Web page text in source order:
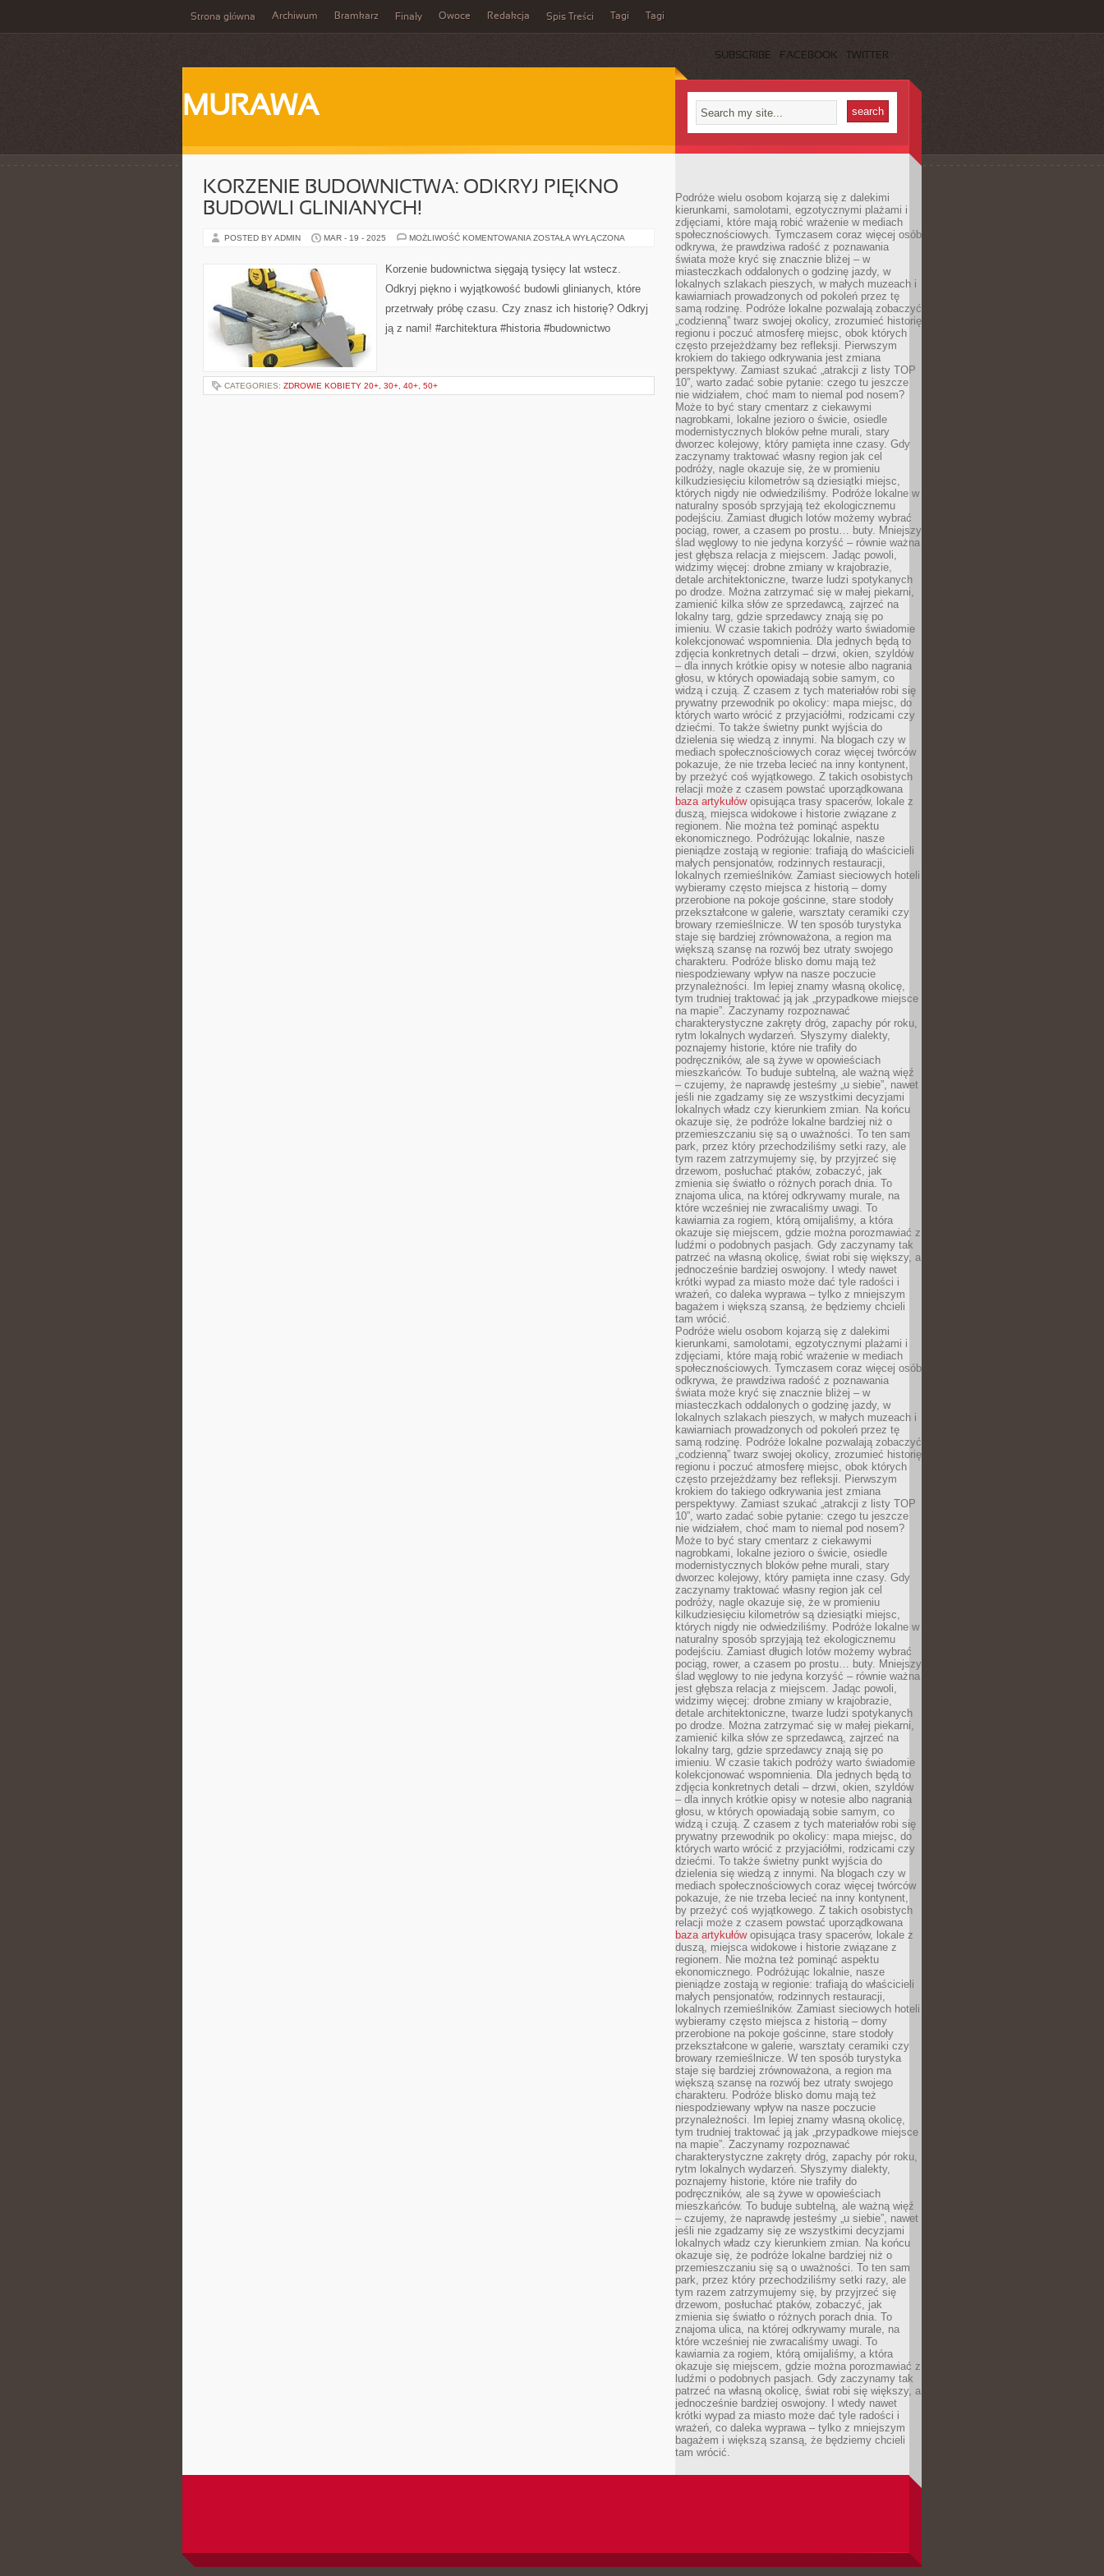
Strona główna Archiwum Bramkarz Finały Owoce Redakcja Spis Treści Tagi Tagi
SUBSCRIBE FACEBOOK TWITTER
MURAWA
KORZENIE BUDOWNICTWA: ODKRYJ PIĘKNO
BUDOWLI GLINIANYCH!
POSTED BY ADMIN MAR - 19 - 2025 MOŻLIWOŚĆ KOMENTOWANIA KORZENIE
PIĘKNO
BUDOWLI
ZOSTAŁA WYŁĄCZONA
Korzenie budownictwa sięgają tysięcy lat wstecz.
Odkryj piękno i wyjątkowość budowli glinianych, które
przetrwały próbę czasu. Czy znasz ich historię? Odkryj
ją z nami! #architektura #historia #budownictwo
CATEGORIES: ZDROWIE KOBIETY 20+, 30+, 40+, 50+
Podróże wielu osobom kojarzą się z dalekimi
kierunkami, samolotami, egzotycznymi plażami i
zdjęciami, które mają robić wrażenie w mediach
społecznościowych. Tymczasem coraz więcej osób
odkrywa, że prawdziwa radość z poznawania
świata może kryć się znacznie bliżej – w
miasteczkach oddalonych o godzinę jazdy, w
lokalnych szlakach pieszych, w małych muzeach i
kawiarniach prowadzonych od pokoleń przez tę
samą rodzinę. Podróże lokalne pozwalają zobaczyć
„codzienną” twarz swojej okolicy, zrozumieć historię
regionu i poczuć atmosferę miejsc, obok których
często przejeżdżamy bez refleksji. Pierwszym
krokiem do takiego odkrywania jest zmiana
perspektywy. Zamiast szukać „atrakcji z listy TOP
10”, warto zadać sobie pytanie: czego tu jeszcze
nie widziałem, choć mam to niemal pod nosem?
Może to być stary cmentarz z ciekawymi
nagrobkami, lokalne jezioro o świcie, osiedle
modernistycznych bloków pełne murali, stary
dworzec kolejowy, który pamięta inne czasy. Gdy
zaczynamy traktować własny region jak cel
podróży, nagle okazuje się, że w promieniu
kilkudziesięciu kilometrów są dziesiątki miejsc,
których nigdy nie odwiedziliśmy. Podróże lokalne w
naturalny sposób sprzyjają też ekologicznemu
podejściu. Zamiast długich lotów możemy wybrać
pociąg, rower, a czasem po prostu… buty. Mniejszy
ślad węglowy to nie jedyna korzyść – równie ważna
jest głębsza relacja z miejscem. Jadąc powoli,
widzimy więcej: drobne zmiany w krajobrazie,
detale architektoniczne, twarze ludzi spotykanych
po drodze. Można zatrzymać się w małej piekarni,
zamienić kilka słów ze sprzedawcą, zajrzeć na
lokalny targ, gdzie sprzedawcy znają się po
imieniu. W czasie takich podróży warto świadomie
kolekcjonować wspomnienia. Dla jednych będą to
zdjęcia konkretnych detali – drzwi, okien, szyldów
– dla innych krótkie opisy w notesie albo nagrania
głosu, w których opowiadają sobie samym, co
widzą i czują. Z czasem z tych materiałów robi się
prywatny przewodnik po okolicy: mapa miejsc, do
których warto wrócić z przyjaciółmi, rodzicami czy
dziećmi. To także świetny punkt wyjścia do
dzielenia się wiedzą z innymi. Na blogach czy w
mediach społecznościowych coraz więcej twórców
pokazuje, że nie trzeba lecieć na inny kontynent,
by przeżyć coś wyjątkowego. Z takich osobistych
relacji może z czasem powstać uporządkowana
baza artykułówopisująca trasy spacerów, lokale z
duszą, miejsca widokowe i historie związane z
regionem. Nie można też pominąć aspektu
ekonomicznego. Podróżując lokalnie, nasze
pieniądze zostają w regionie: trafiają do właścicieli
małych pensjonatów, rodzinnych restauracji,
lokalnych rzemieślników. Zamiast sieciowych hoteli
wybieramy często miejsca z historią – domy
przerobione na pokoje gościnne, stare stodoły
przekształcone w galerie, warsztaty ceramiki czy
browary rzemieślnicze. W ten sposób turystyka
staje się bardziej zrównoważona, a region ma
większą szansę na rozwój bez utraty swojego
charakteru. Podróże blisko domu mają też
niespodziewany wpływ na nasze poczucie
przynależności. Im lepiej znamy własną okolicę,
tym trudniej traktować ją jak „przypadkowe miejsce
na mapie”. Zaczynamy rozpoznawać
charakterystyczne zakręty dróg, zapachy pór roku,
rytm lokalnych wydarzeń. Słyszymy dialekty,
poznajemy historie, które nie trafiły do
podręczników, ale są żywe w opowieściach
mieszkańców. To buduje subtelną, ale ważną więź
– czujemy, że naprawdę jesteśmy „u siebie”, nawet
jeśli nie zgadzamy się ze wszystkimi decyzjami
lokalnych władz czy kierunkiem zmian. Na końcu
okazuje się, że podróże lokalne bardziej niż o
przemieszczaniu się są o uważności. To ten sam
park, przez który przechodziliśmy setki razy, ale
tym razem zatrzymujemy się, by przyjrzeć się
drzewom, posłuchać ptaków, zobaczyć, jak
zmienia się światło o różnych porach dnia. To
znajoma ulica, na której odkrywamy murale, na
które wcześniej nie zwracaliśmy uwagi. To
kawiarnia za rogiem, którą omijaliśmy, a która
okazuje się miejscem, gdzie można porozmawiać z
ludźmi o podobnych pasjach. Gdy zaczynamy tak
patrzeć na własną okolicę, świat robi się większy, a
jednocześnie bardziej oswojony. I wtedy nawet
krótki wypad za miasto może dać tyle radości i
wrażeń, co daleka wyprawa – tylko z mniejszym
bagażem i większą szansą, że będziemy chcieli
tam wrócić.
Podróże wielu osobom kojarzą się z dalekimi
kierunkami, samolotami, egzotycznymi plażami i
zdjęciami, które mają robić wrażenie w mediach
społecznościowych. Tymczasem coraz więcej osób
odkrywa, że prawdziwa radość z poznawania
świata może kryć się znacznie bliżej – w
miasteczkach oddalonych o godzinę jazdy, w
lokalnych szlakach pieszych, w małych muzeach i
kawiarniach prowadzonych od pokoleń przez tę
samą rodzinę. Podróże lokalne pozwalają zobaczyć
„codzienną” twarz swojej okolicy, zrozumieć historię
regionu i poczuć atmosferę miejsc, obok których
często przejeżdżamy bez refleksji. Pierwszym
krokiem do takiego odkrywania jest zmiana
perspektywy. Zamiast szukać „atrakcji z listy TOP
10”, warto zadać sobie pytanie: czego tu jeszcze
nie widziałem, choć mam to niemal pod nosem?
Może to być stary cmentarz z ciekawymi
nagrobkami, lokalne jezioro o świcie, osiedle
modernistycznych bloków pełne murali, stary
dworzec kolejowy, który pamięta inne czasy. Gdy
zaczynamy traktować własny region jak cel
podróży, nagle okazuje się, że w promieniu
kilkudziesięciu kilometrów są dziesiątki miejsc,
których nigdy nie odwiedziliśmy. Podróże lokalne w
naturalny sposób sprzyjają też ekologicznemu
podejściu. Zamiast długich lotów możemy wybrać
pociąg, rower, a czasem po prostu… buty. Mniejszy
ślad węglowy to nie jedyna korzyść – równie ważna
jest głębsza relacja z miejscem. Jadąc powoli,
widzimy więcej: drobne zmiany w krajobrazie,
detale architektoniczne, twarze ludzi spotykanych
po drodze. Można zatrzymać się w małej piekarni,
zamienić kilka słów ze sprzedawcą, zajrzeć na
lokalny targ, gdzie sprzedawcy znają się po
imieniu. W czasie takich podróży warto świadomie
kolekcjonować wspomnienia. Dla jednych będą to
zdjęcia konkretnych detali – drzwi, okien, szyldów
– dla innych krótkie opisy w notesie albo nagrania
głosu, w których opowiadają sobie samym, co
widzą i czują. Z czasem z tych materiałów robi się
prywatny przewodnik po okolicy: mapa miejsc, do
których warto wrócić z przyjaciółmi, rodzicami czy
dziećmi. To także świetny punkt wyjścia do
dzielenia się wiedzą z innymi. Na blogach czy w
mediach społecznościowych coraz więcej twórców
pokazuje, że nie trzeba lecieć na inny kontynent,
by przeżyć coś wyjątkowego. Z takich osobistych
relacji może z czasem powstać uporządkowana
baza artykułówopisująca trasy spacerów, lokale z
duszą, miejsca widokowe i historie związane z
regionem. Nie można też pominąć aspektu
ekonomicznego. Podróżując lokalnie, nasze
pieniądze zostają w regionie: trafiają do właścicieli
małych pensjonatów, rodzinnych restauracji,
lokalnych rzemieślników. Zamiast sieciowych hoteli
wybieramy często miejsca z historią – domy
przerobione na pokoje gościnne, stare stodoły
przekształcone w galerie, warsztaty ceramiki czy
browary rzemieślnicze. W ten sposób turystyka
staje się bardziej zrównoważona, a region ma
większą szansę na rozwój bez utraty swojego
charakteru. Podróże blisko domu mają też
niespodziewany wpływ na nasze poczucie
przynależności. Im lepiej znamy własną okolicę,
tym trudniej traktować ją jak „przypadkowe miejsce
na mapie”. Zaczynamy rozpoznawać
charakterystyczne zakręty dróg, zapachy pór roku,
rytm lokalnych wydarzeń. Słyszymy dialekty,
poznajemy historie, które nie trafiły do
podręczników, ale są żywe w opowieściach
mieszkańców. To buduje subtelną, ale ważną więź
– czujemy, że naprawdę jesteśmy „u siebie”, nawet
jeśli nie zgadzamy się ze wszystkimi decyzjami
lokalnych władz czy kierunkiem zmian. Na końcu
okazuje się, że podróże lokalne bardziej niż o
przemieszczaniu się są o uważności. To ten sam
park, przez który przechodziliśmy setki razy, ale
tym razem zatrzymujemy się, by przyjrzeć się
drzewom, posłuchać ptaków, zobaczyć, jak
zmienia się światło o różnych porach dnia. To
znajoma ulica, na której odkrywamy murale, na
które wcześniej nie zwracaliśmy uwagi. To
kawiarnia za rogiem, którą omijaliśmy, a która
okazuje się miejscem, gdzie można porozmawiać z
ludźmi o podobnych pasjach. Gdy zaczynamy tak
patrzeć na własną okolicę, świat robi się większy, a
jednocześnie bardziej oswojony. I wtedy nawet
krótki wypad za miasto może dać tyle radości i
wrażeń, co daleka wyprawa – tylko z mniejszym
bagażem i większą szansą, że będziemy chcieli
tam wrócić.